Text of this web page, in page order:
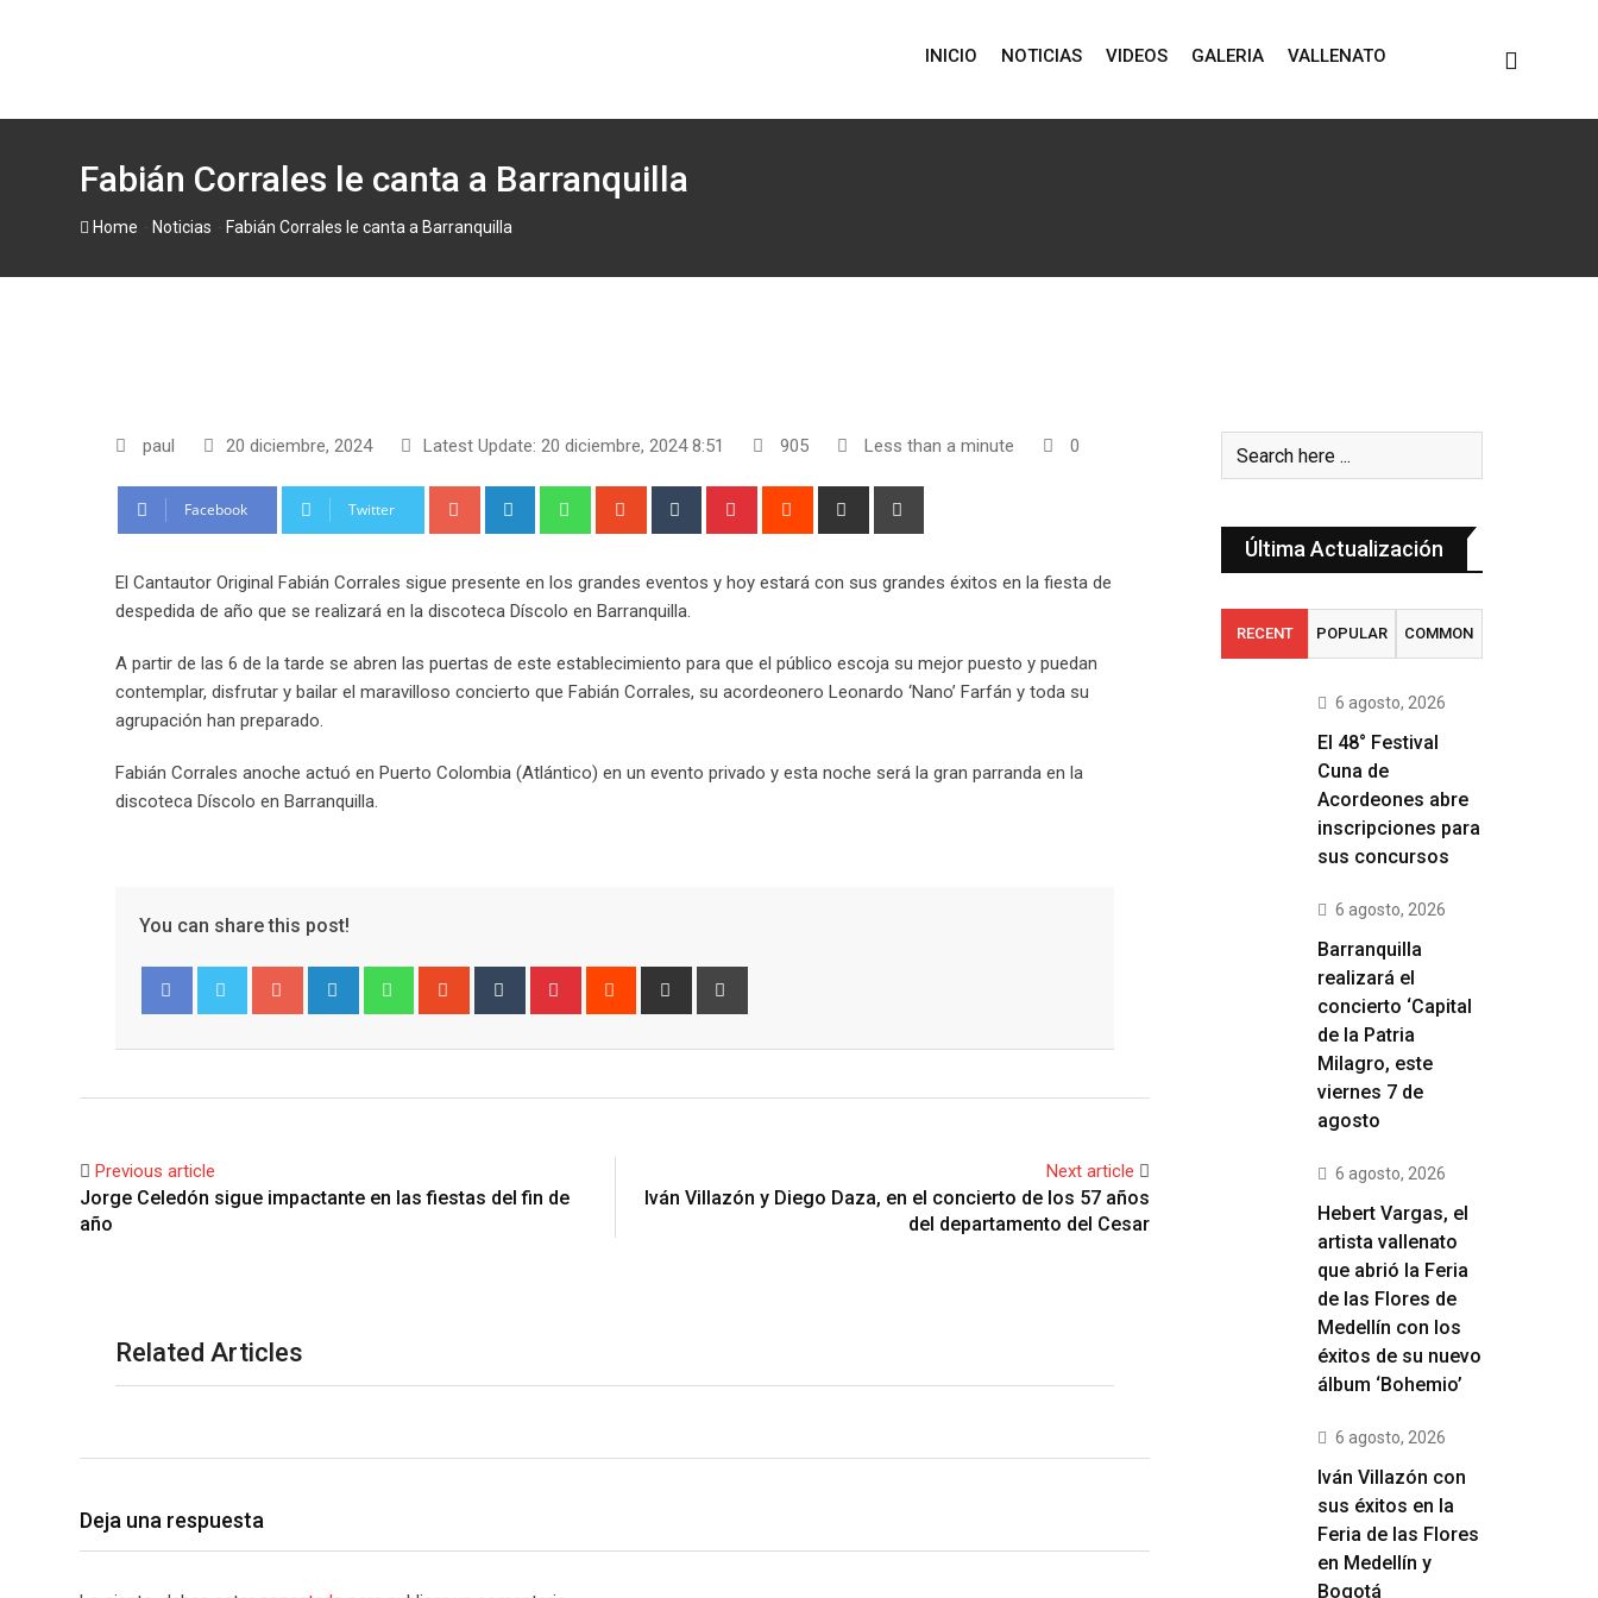
INICIO NOTICIAS VIDEOS GALERIA VALLENATO
Fabián Corrales le canta a Barranquilla
Home Noticias Fabián Corrales le canta a Barranquilla
paul 20 diciembre, 2024 Latest Update: 20 diciembre, 2024 8:51 905 Less than a minute 0
Facebook Twitter Google+ LinkedIn WhatsappStumbleUpon
Tumblr Pinterest Reddit
Share
El Cantautor Original Fabián Corrales sigue presente en los grandes eventos y hoy estará con sus grandes éxitos en la fiesta de
despedida de año que se realizará en la discoteca Díscolo en Barranquilla.
A partir de las 6 de la tarde se abren las puertas de este establecimiento para que el público escoja su mejor puesto y puedan
contemplar, disfrutar y bailar el maravilloso concierto que Fabián Corrales, su acordeonero Leonardo ‘Nano’ Farfán y toda su
agrupación han preparado.
Fabián Corrales anoche actuó en Puerto Colombia (Atlántico) en un evento privado y esta noche será la gran parranda en la
discoteca Díscolo en Barranquilla.
You can share this post!
Google+ LinkedIn WhatsappStumbleUpon
Tumblr Pinterest Reddit
Share
Previous article
Jorge Celedón sigue impactante en las fiestas del fin de
año
Next article
Iván Villazón y Diego Daza, en el concierto de los 57 años
del departamento del Cesar
Related Articles
Deja una respuesta
Última Actualización
RECENT POPULAR COMMON
6 agosto, 2026
El 48° Festival
Cuna de
Acordeones abre
inscripciones para
sus concursos
6 agosto, 2026
Barranquilla
realizará el
concierto ‘Capital
de la Patria
Milagro, este
viernes 7 de
agosto
6 agosto, 2026
Hebert Vargas, el
artista vallenato
que abrió la Feria
de las Flores de
Medellín con los
éxitos de su nuevo
álbum ‘Bohemio’
6 agosto, 2026
Iván Villazón con
sus éxitos en la
Feria de las Flores
en Medellín y
Bogotá